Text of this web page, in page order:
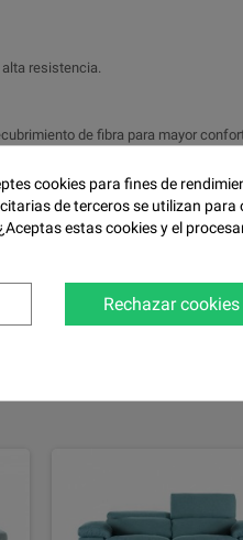
resistencia.
de fibra para mayor
hueca siliconada virgen 100%, de
de 12 cm, proporcionando
cookies para fines de
de terceros se utilizan
estas cookies y el
Rechazar cookies